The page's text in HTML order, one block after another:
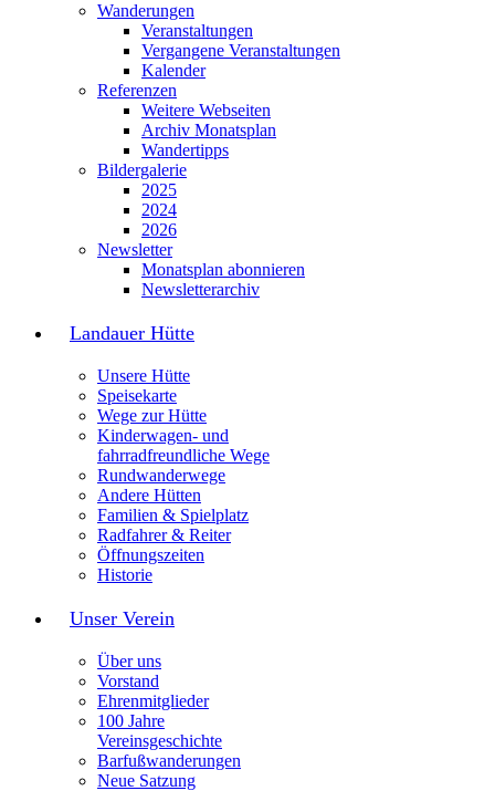
Wanderungen
Veranstaltungen
Vergangene Veranstaltungen
Kalender
Referenzen
Weitere Webseiten
Archiv Monatsplan
Wandertipps
Bildergalerie
2025
2024
2026
Newsletter
Monatsplan abonnieren
Newsletterarchiv
Landauer Hütte
Unsere Hütte
Speisekarte
Wege zur Hütte
Kinderwagen- und
fahrradfreundliche Wege
Rundwanderwege
Andere Hütten
Familien & Spielplatz
Radfahrer & Reiter
Öffnungszeiten
Historie
Unser Verein
Über uns
Vorstand
Ehrenmitglieder
100 Jahre
Vereinsgeschichte
Barfußwanderungen
Neue Satzung